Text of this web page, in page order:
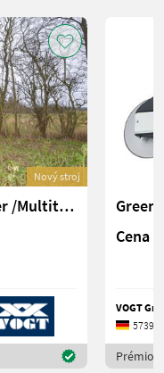
Nový stroj
Greentec HXF 3302 Geräteträger /Multiträger
Cena
VOGT
57392